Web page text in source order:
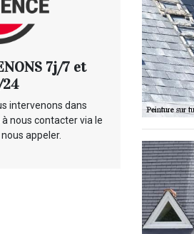
7j/7 et
intervenons dans
à nous contacter via le
appeler.